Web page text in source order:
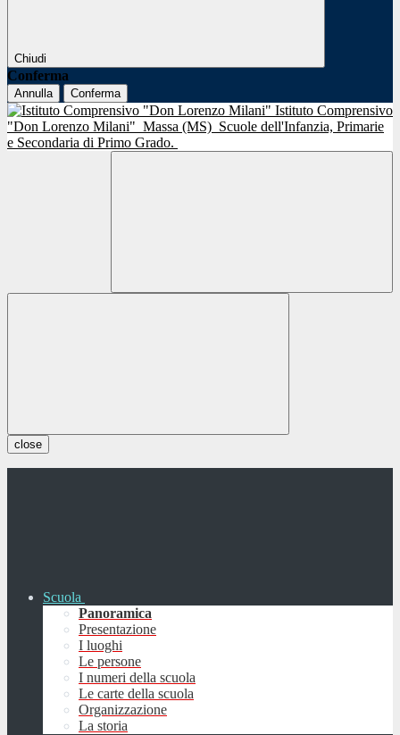
Chiudi
Conferma
Annulla Conferma
Istituto Comprensivo
"Don Lorenzo Milani" Massa (MS) Scuole dell'Infanzia, Primarie
e Secondaria di Primo Grado.
close
Scuola
Panoramica
Presentazione
I luoghi
Le persone
I numeri della scuola
Le carte della scuola
Organizzazione
La storia